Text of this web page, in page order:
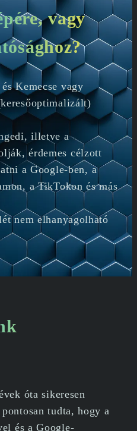
vagy
Kemecse vagy
illetve a
érdemes célzott
a Google-ben, a
a TikTokon és más
nem elhanyagolható
óta sikeresen
tudta, hogy a
és a Google-